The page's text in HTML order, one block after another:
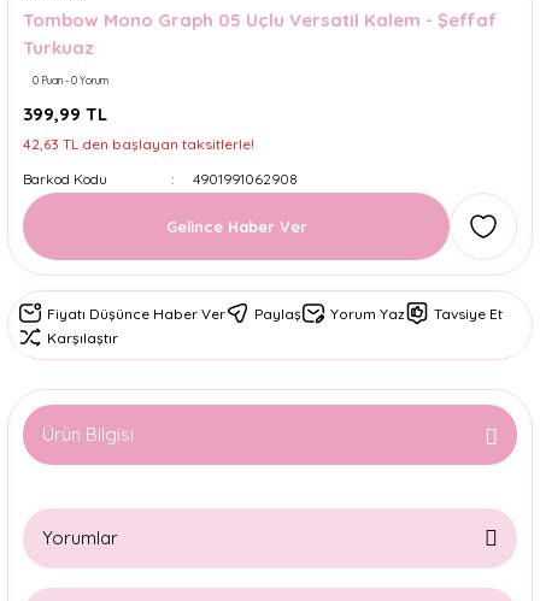
Tombow Mono Graph 05 Uçlu Versatil Kalem - Şeffaf
Turkuaz
0 Puan - 0 Yorum
399,99 TL
42,63 TL den başlayan taksitlerle!
Barkod Kodu
4901991062908
Gelince Haber Ver
Fiyatı Düşünce Haber Ver Paylaş Yorum Yaz
Tavsiye Et
Karşılaştır
Ürün Bilgisi
Yorumlar